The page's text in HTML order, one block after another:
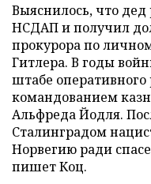
Выяснилось, что
НСДАП и получил
прокурора по
Гитлера. В годы
штабе оперативного
командованием
Альфреда Йодля.
Сталинградом
Норвегию ради
пишет Коц.